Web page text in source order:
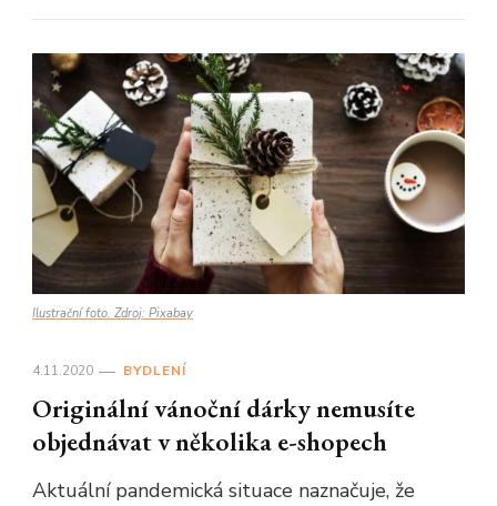
Ilustrační foto. Zdroj: Pixabay
4.11.2020 BYDLENÍ
Originální vánoční dárky nemusíte
objednávat v několika e-shopech
Aktuální pandemická situace naznačuje, že